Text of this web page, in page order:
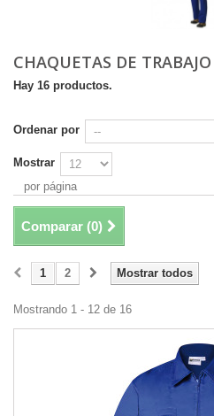
CHAQUETAS DE TRABAJO
Hay 16 productos.
Ordenar por
Mostrar
por página
Comparar (0)
Mostrar todos
1 2
Mostrando 1 - 12 de 16